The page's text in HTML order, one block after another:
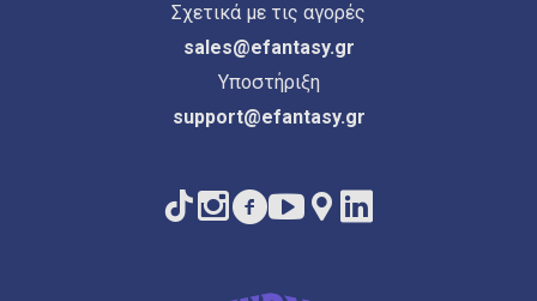
Σχετικά με τις αγορές
sales@efantasy.gr
Υποστήριξη
support@efantasy.gr